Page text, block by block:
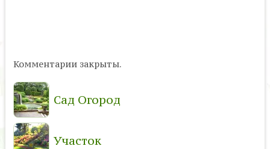
Комментарии закрыты.
Сад Огород
Участок